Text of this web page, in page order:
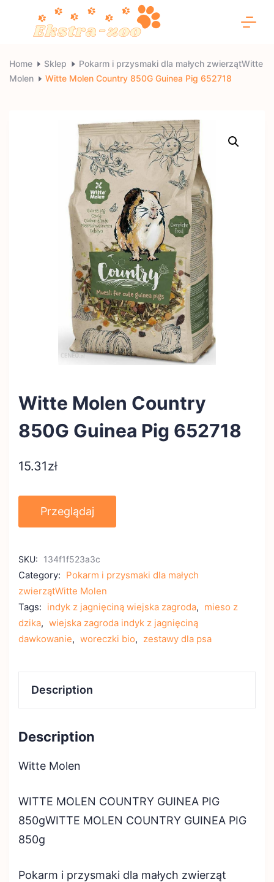
Ekstra-
zoo
Home Sklep
Pokarm i przysmaki dla małych zwierzątWitte
Molen
Witte Molen Country 850G Guinea Pig 652718
Witte Molen Country
850G Guinea Pig 652718
15.31zł
Przeglądaj
SKU: 134f1f523a3c
Category: Pokarm i przysmaki dla małych
zwierzątWitte Molen
Tags: indyk z jagnięciną wiejska zagroda, mieso z
dzika, wiejska zagroda indyk z jagnięciną
dawkowanie, woreczki bio, zestawy dla psa
Description
Description
Witte Molen
WITTE MOLEN COUNTRY GUINEA PIG
850gWITTE MOLEN COUNTRY GUINEA PIG
850g
Pokarm i przysmaki dla małych zwierząt